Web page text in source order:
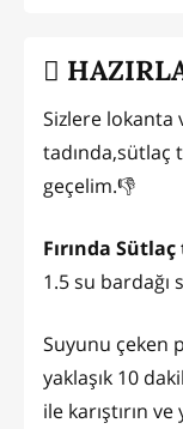
Sizlere lokanta
tadında,sütlaç
geçelim.👎
Fırında
1.5 su bardağı
Suyunu çeken
yaklaşık 10
ile karıştırın